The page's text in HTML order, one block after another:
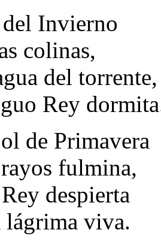
Invierno
colinas,
del torrente,
Rey
de Primavera
fulmina,
despierta
viva.